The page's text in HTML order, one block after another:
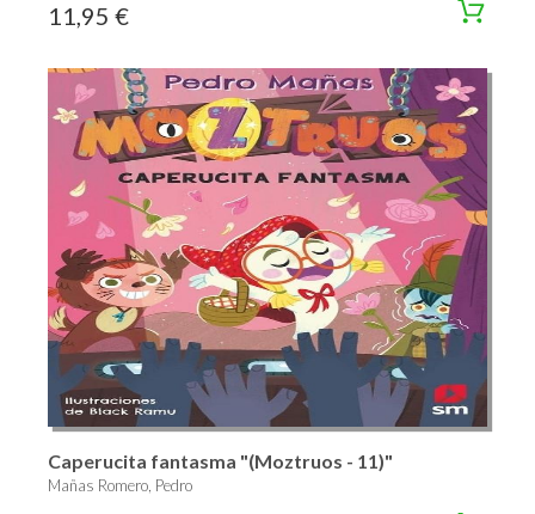
11,95 €
Caperucita fantasma "(Moztruos - 11)"
Mañas Romero, Pedro